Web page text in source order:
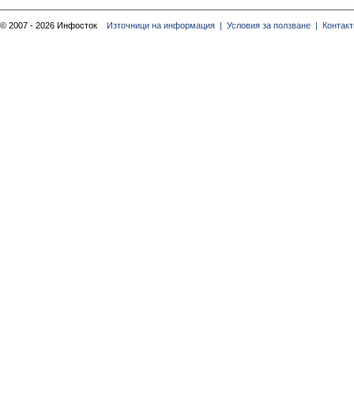
© 2007 - 2026 Инфосток Източници на информация | Условия за ползване |